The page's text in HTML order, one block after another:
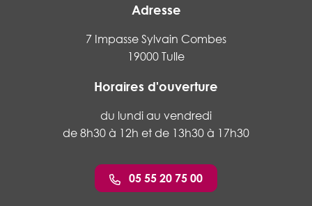
Adresse
7 Impasse Sylvain Combes
19000 Tulle
Horaires d'ouverture
du lundi au vendredi
de 8h30 à 12h et de 13h30 à 17h30
05 55 20 75 00